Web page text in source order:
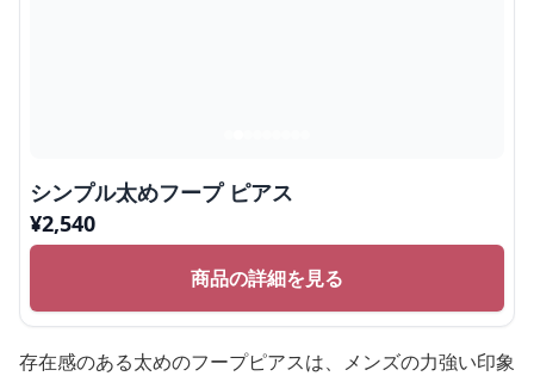
シンプル太めフープ ピアス
¥2,540
商品の詳細を見る
存在感のある太めのフープピアスは、メンズの力強い印象